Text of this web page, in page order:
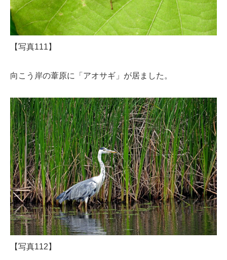
【写真111】
向こう岸の葦原に「アオサギ」が居ました。
【写真112】